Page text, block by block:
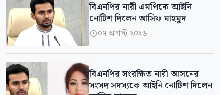
বিএনপির নারী এমপিকে আইনি
নোটিশ দিলেন আসিফ মাহমুদ
০৭ আগস্ট ২০২৬
বিএনপির সংরক্ষিত নারী আসনের
সংসদ সদস্যকে আইনি নোটিশ দিলেন